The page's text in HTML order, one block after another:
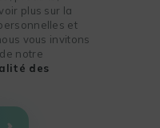
plus sur la
et
vous invitons
notre
des